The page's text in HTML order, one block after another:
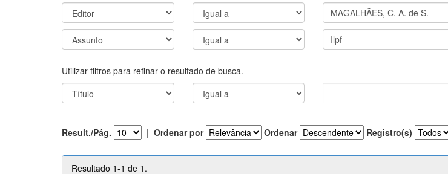
Utilizar filtros para refinar o resultado de busca.
Result./Pág. | Ordenar por Ordenar Registro(s)
Resultado 1-1 de 1.